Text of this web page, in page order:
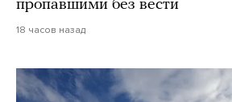
пропавшими без вести
18 часов назад